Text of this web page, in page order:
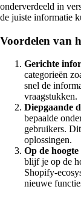
onderverdeeld in
de juiste informatie
Voordelen van
Gerichte
categorieën
snel de
vraagstukken.
Diepgaande
bepaalde
gebruikers.
oplossingen.
Op de
blijf je op de
Shopify-
nieuwe